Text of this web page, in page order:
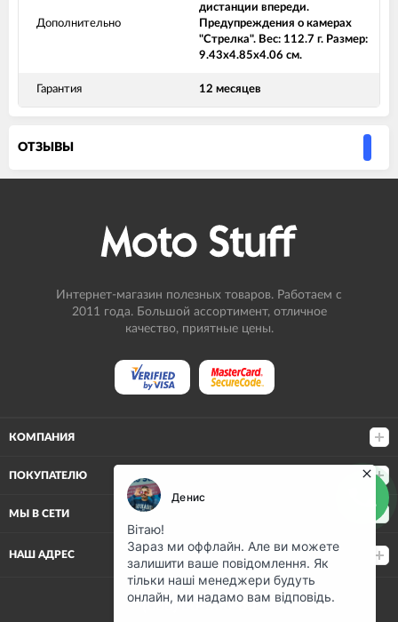
Дополнительно
дистанции впереди.
Предупреждения о камерах
"Стрелка". Вес: 112.7 г. Размер:
9.43x4.85x4.06 см.
Гарантия 12 месяцев
ОТЗЫВЫ
Интернет-магазин полезных товаров. Работаем с
2011 года. Большой ассортимент, отличное
качество, приятные цены.
КОМПАНИЯ
ПОКУПАТЕЛЮ
МЫ В СЕТИ
НАШ АДРЕС
(068) 80-500-80